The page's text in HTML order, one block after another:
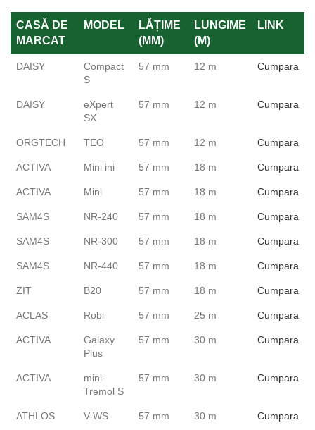
CASĂ DE
MARCAT
MODEL
LĂȚIME
(MM)
LUNGIME
(M)
LINK
DAISY
Compact
S
57 mm 12 m Cumpara
DAISY
eXpert
SX
57 mm 12 m Cumpara
ORGTECH TEO 57 mm 12 m Cumpara
ACTIVA Mini ini 57 mm 18 m Cumpara
ACTIVA Mini 57 mm 18 m Cumpara
SAM4S NR-240 57 mm 18 m Cumpara
SAM4S NR-300 57 mm 18 m Cumpara
SAM4S NR-440 57 mm 18 m Cumpara
ZIT B20 57 mm 18 m Cumpara
ACLAS Robi 57 mm 25 m Cumpara
ACTIVA
Galaxy
Plus
57 mm 30 m Cumpara
ACTIVA
mini-
Tremol S
57 mm 30 m Cumpara
ATHLOS V-WS 57 mm 30 m Cumpara